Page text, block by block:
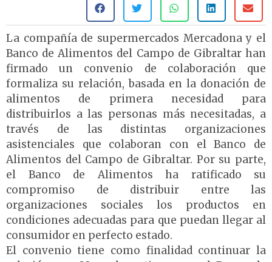
La compañía de supermercados Mercadona y el
Banco de Alimentos del Campo de Gibraltar han
firmado un convenio de colaboración que
formaliza su relación, basada en la donación de
alimentos de primera necesidad para
distribuirlos a las personas más necesitadas, a
través de las distintas organizaciones
asistenciales que colaboran con el Banco de
Alimentos del Campo de Gibraltar. Por su parte,
el Banco de Alimentos ha ratificado su
compromiso de distribuir entre las
organizaciones sociales los productos en
condiciones adecuadas para que puedan llegar al
consumidor en perfecto estado.
El convenio tiene como finalidad continuar la